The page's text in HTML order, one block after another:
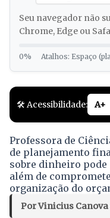
Seu navegador não
Chrome, Edge ou
0% Atalhos: Espaço
🛠️ Acessibilidade: A+
Professora de
de planejamento
sobre dinheiro
além de
organização do
Por Vinicius